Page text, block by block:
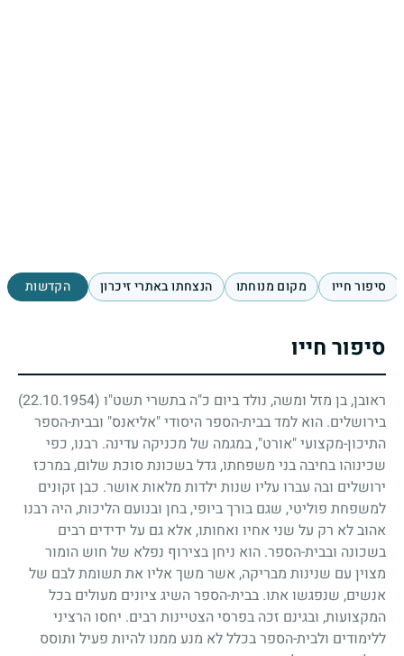
סיפור חייו מקום מנוחתו הנצחתו באתרי זיכרון הקדשות
סיפור חייו
ראובן, בן מזל ומשה, נולד ביום כ"ה בתשרי תשט"ו (22.10.1954)
בירושלים. הוא למד בבית-הספר היסודי "אליאנס" ובבית-הספר
התיכון-מקצועי "אורט", במגמה של מכניקה עדינה. רבנו, כפי
שכינוהו בחיבה בני משפחתו, גדל בשכונת סוכת שלום, במרכז
ירושלים ובה עברו עליו שנות ילדות מלאות אושר. כבן זקונים
למשפחת פוליטי, שגם בורך ביופי, בחן ובנועם הליכות, היה רבנו
אהוב לא רק על שני אחיו ואחותו, אלא גם על ידידים רבים
בשכונה ובבית-הספר. הוא ניחן בצירוף נפלא של חוש הומור
מצוין עם שנינות מבריקה, אשר משך אליו את תשומת לבם של
אנשים, שנפגשו אתו. בבית-הספר השיג ציונים מעולים בכל
המקצועות, ובגינם זכה בפרסי הצטיינות רבים. יחסו הרציני
ללימודים ולבית-הספר בכלל לא מנע ממנו להיות פעיל ותוסס